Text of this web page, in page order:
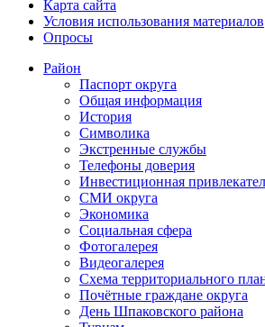
Карта сайта
Условия использования материалов
Опросы
Район
Паспорт округа
Общая информация
История
Символика
Экстренные службы
Телефоны доверия
Инвестиционная
СМИ округа
Экономика
Социальная сфера
Фотогалерея
Видеогалерея
Схема территориального
Почётные граждане округа
День Шпаковского района